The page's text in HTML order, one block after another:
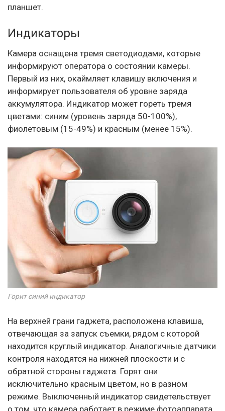
планшет.
Индикаторы
Камера оснащена тремя светодиодами, которые
информируют оператора о состоянии камеры.
Первый из них, окаймляет клавишу включения и
информирует пользователя об уровне заряда
аккумулятора. Индикатор может гореть тремя
цветами: синим (уровень заряда 50-100%),
фиолетовым (15-49%) и красным (менее 15%).
Горит синий индикатор
На верхней грани гаджета, расположена клавиша,
отвечающая за запуск съемки, рядом с которой
находится круглый индикатор. Аналогичные датчики
контроля находятся на нижней плоскости и с
обратной стороны гаджета. Горят они
исключительно красным цветом, но в разном
режиме. Выключенный индикатор свидетельствует
о том, что камера работает в режиме фотоаппарата,